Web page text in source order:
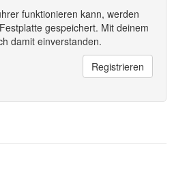
funktionieren kann, werden
gespeichert. Mit deinem
damit einverstanden.
Registrieren